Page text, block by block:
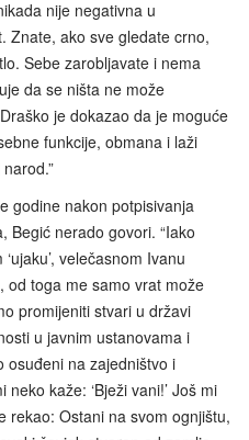
nije negativna u
Znate, ako sve gledate crno,
Sebe zarobljavate i nema
da se ništa ne može
je dokazao da je moguće
funkcije, obmana i laži
godine nakon potpisivanja
Begić nerado govori. “Iako
velečasnom Ivanu
od toga me samo vrat može
promijeniti stvari u državi
u javnim ustanovama i
osuđeni na zajedništvo i
kaže: ‘Bježi vani!’ Još mi
rekao: Ostani na svom ognjištu,